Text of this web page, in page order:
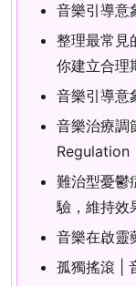
音樂引導意
整理最常見
你建立合理
音樂引導意
音樂治療
Regulation
難治型憂鬱
驗，維持效
音樂在啟靈
孤獨搖滾 |